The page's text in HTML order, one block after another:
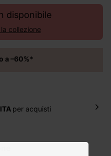
disponibile
collezione
a –60%*
per acquisti
nella fase di
inferiori a 50 €.